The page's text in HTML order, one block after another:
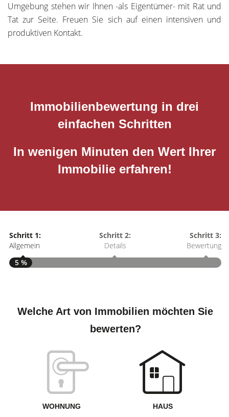
Umgebung stehen wir Ihnen -als Eigentümer- mit Rat und
Tat zur Seite. Freuen Sie sich auf einen intensiven und
produktiven Kontakt.
Immobilienbewertung in drei
einfachen Schritten
In wenigen Minuten den Wert Ihrer
Immobilie erfahren!
Schritt 1:
Allgemein
Schritt 2:
Details
Schritt 3:
Bewertung
5 %
Welche Art von Immobilien möchten Sie
bewerten?
WOHNUNG HAUS